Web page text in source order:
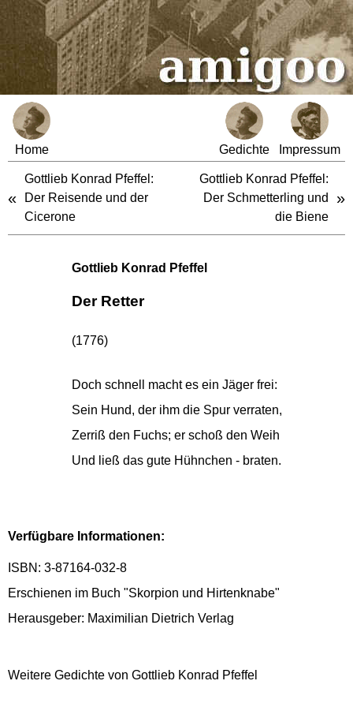
Home Gedichte Impressum
«
Gottlieb Konrad Pfeffel:
Der Reisende und der
Cicerone
Gottlieb Konrad Pfeffel:
Der Schmetterling und
die Biene
»
Gottlieb Konrad Pfeffel
Der Retter
(1776)
Doch schnell macht es ein Jäger frei:
Sein Hund, der ihm die Spur verraten,
Zerriß den Fuchs; er schoß den Weih
Und ließ das gute Hühnchen - braten.
Verfügbare Informationen:
ISBN: 3-87164-032-8
Erschienen im Buch "Skorpion und Hirtenknabe"
Herausgeber: Maximilian Dietrich Verlag
Weitere Gedichte von Gottlieb Konrad Pfeffel